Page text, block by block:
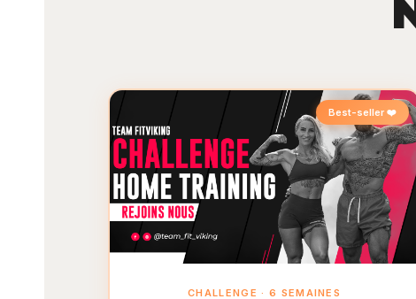
Best-seller ❤️
CHALLENGE · 6 SEMAINES